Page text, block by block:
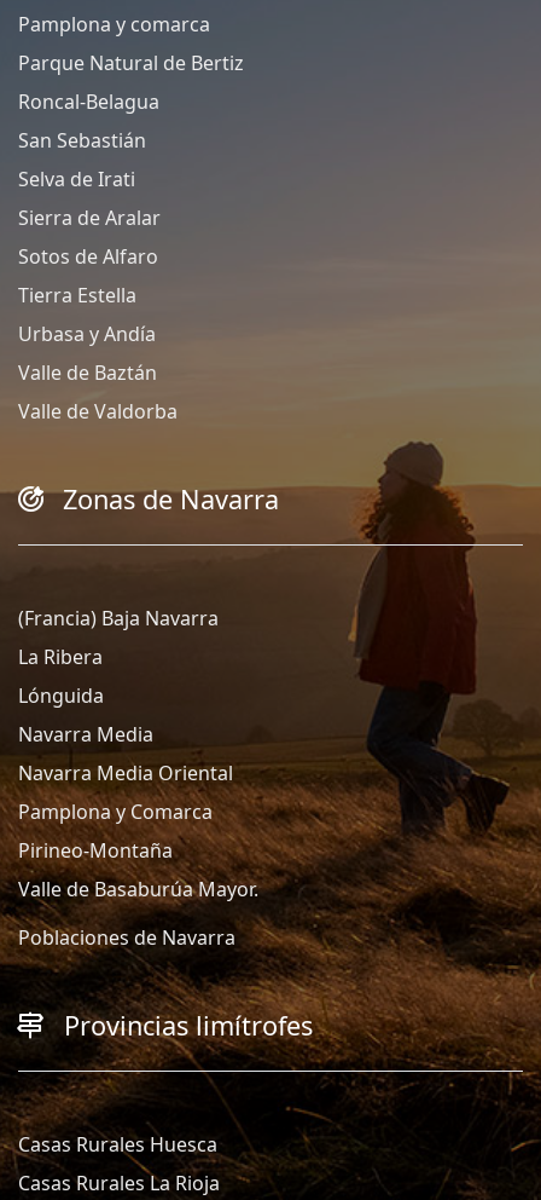
Pamplona y comarca
Parque Natural de Bertiz
Roncal-Belagua
San Sebastián
Selva de Irati
Sierra de Aralar
Sotos de Alfaro
Tierra Estella
Urbasa y Andía
Valle de Baztán
Valle de Valdorba
Zonas de Navarra
(Francia) Baja Navarra
La Ribera
Lónguida
Navarra Media
Navarra Media Oriental
Pamplona y Comarca
Pirineo-Montaña
Valle de Basaburúa Mayor.
Poblaciones de Navarra
Provincias limítrofes
Casas Rurales Huesca
Casas Rurales La Rioja